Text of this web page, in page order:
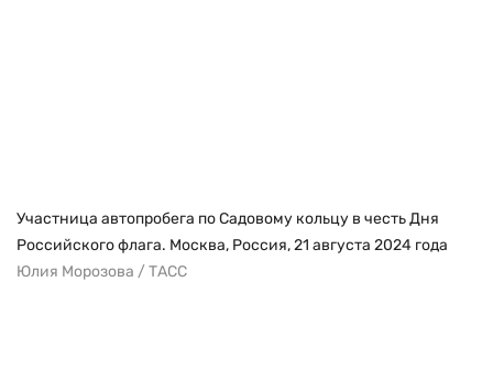
Участница автопробега по Садовому кольцу в честь Дня
Российского флага. Москва, Россия, 21 августа 2024 года
Юлия Морозова / ТАСС